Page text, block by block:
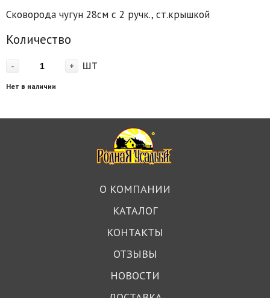
Сковорода чугун 28см с 2 ручк., ст.крышкой
Количество
- + шт
Нет в наличии
О КОМПАНИИ
КАТАЛОГ
КОНТАКТЫ
ОТЗЫВЫ
НОВОСТИ